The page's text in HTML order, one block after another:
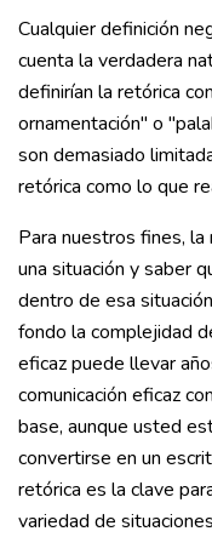
Cualquier definición
cuenta la verdadera
definirían la retórica
ornamentación" o
son demasiado
retórica como lo que
Para nuestros fines,
una situación y saber
dentro de esa
fondo la complejidad
eficaz puede llevar
comunicación eficaz
base, aunque usted
convertirse en un
retórica es la clave
variedad de